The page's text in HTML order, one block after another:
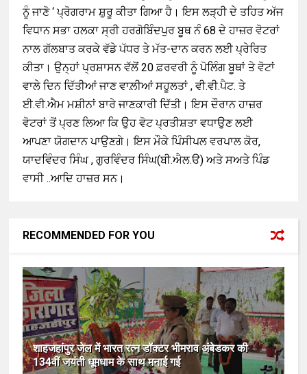
ਨੂੰ ਜਾਣੋ ‘ ਪ੍ਰੋਗਰਾਮ ਸ਼ੁਰੂ ਕੀਤਾ ਗਿਆ ਹੈ। ਇਸ ਲੜ੍ਹੀ ਦੇ ਤਹਿਤ ਅੱਜ
ਵਿਧਾਨ ਸਭਾ ਹਲਕਾ ਸ੍ਰੀ ਹਰਗੋਬਿੰਦਪੁਰ ਬੂਥ ਨੰ 68 ਦੇ ਹਾਜ਼ਰ ਵੋਟਰਾਂ
ਨਾਲ ਗੱਲਬਾਤ ਕਰਕੇ ਵੱਡੇ ਪੱਧਰ ਤੇ ਮੱਤ-ਦਾਨ ਕਰਨ ਲਈ ਪ੍ਰੇਰਿਤ
ਕੀਤਾ। ਉਨ੍ਹਾਂ ਪ੍ਰਸ਼ਾਸਨ ਵੱਲੋਂ 20 ਫ਼ਰਵਰੀ ਨੂੰ ਪੋਲਿੰਗ ਬੂਥਾਂ ਤੇ ਵੋਟਾਂ
ਵਾਲੇ ਦਿਨ ਦਿੱਤੀਆਂ ਜਾਣ ਵਾਲ਼ੀਆਂ ਸਹੂਲਤਾਂ , ਵੀ.ਵੀ.ਪੈਟ. ਤੇ
ਈ.ਵੀ.ਐਮ ਮਸ਼ੀਨਾਂ ਬਾਰੇ ਜਾਣਕਾਰੀ ਦਿੱਤੀ। ਇਸ ਦੌਰਾਨ ਹਾਜ਼ਰ
ਵੋਟਰਾਂ ਤੋਂ ਪ੍ਰਣ ਲਿਆ ਕਿ ਉਹ ਵੋਟ ਪ੍ਰਤੀਸ਼ਤਾ ਵਧਾਉਣ ਲਈ
ਆਪਣਾ ਯੋਗਦਾਨ ਪਾਉਣਗੇ। ਇਸ ਮੌਕੇ ਪਿੰਸੀਪਲ ਵਰਪਾਲ ਕੋਰ‌,
ਯਾਦਵਿੰਦਰ ਸਿੰਘ , ਗੁਰਵਿੰਦਰ ਸਿੰਘ(ਬੀ.ਐਲ.ੳ) ਅਤੇ ਸਅਤੇ ਪਿੰਡ
ਵਾਸੀ ..ਆਦਿ ਹਾਜ਼ਰ ਸਨ।
RECOMMENDED FOR YOU
शाहजहांपुर जेल में भारत रत्न डॉक्टर भीमराव अंबेडकर की
134वीं जयंती धूमधाम के साथ मनाई गई